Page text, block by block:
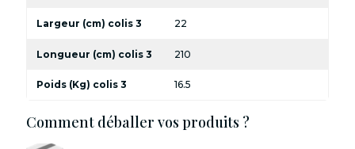
Largeur (cm) colis 3 22
Longueur (cm) colis 3 210
Poids (Kg) colis 3 16.5
Comment déballer vos produits ?